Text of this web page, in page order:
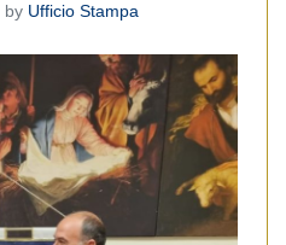
by Ufficio Stampa